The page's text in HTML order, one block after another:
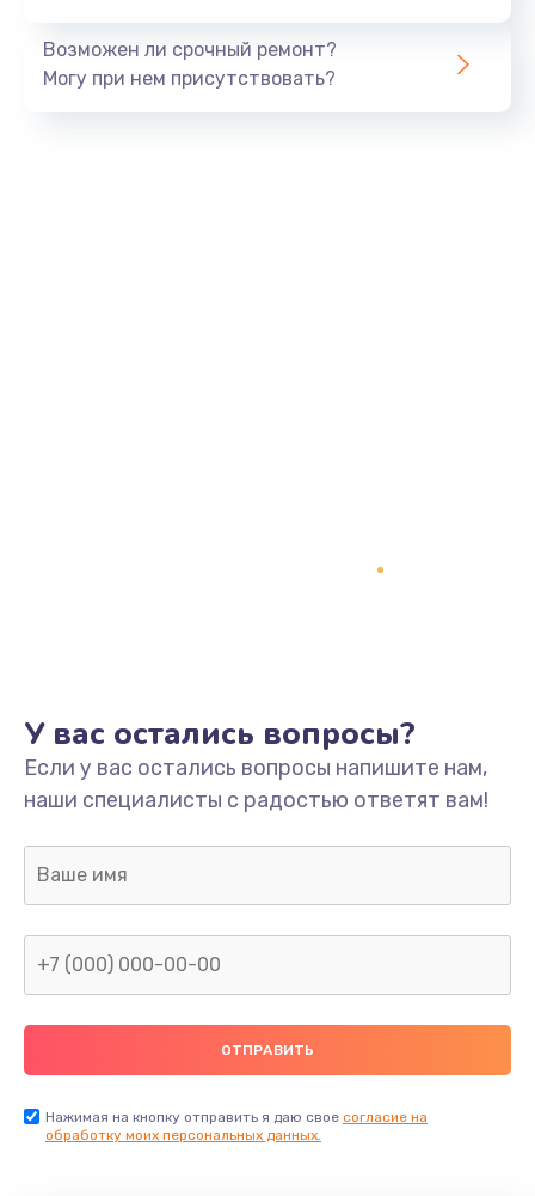
Возможен ли срочный ремонт?
Могу при нем присутствовать?
У вас остались вопросы?
Если у вас остались вопросы напишите нам,
наши специалисты с радостью ответят вам!
Нажимая на кнопку отправить я даю свое согласие на
обработку моих персональных данных.